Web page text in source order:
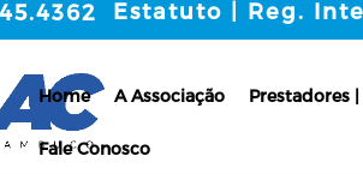
Estatuto | Reg.
Home A Associação Prestadores
Fale Conosco